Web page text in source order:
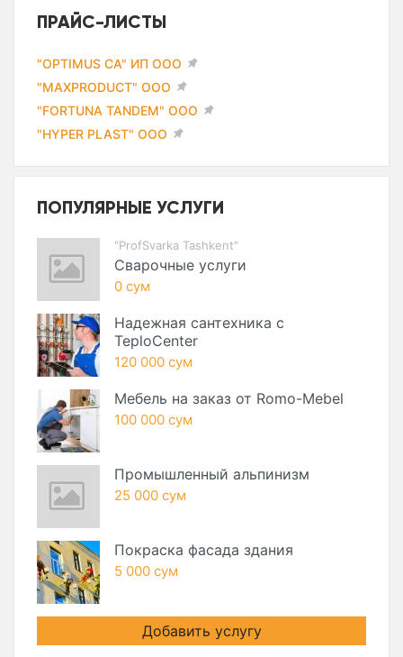
ПРАЙС-ЛИСТЫ
"OPTIMUS CA" ИП ООО
"MAXPRODUCT" ООО
"FORTUNA TANDEM" ООО
"HYPER PLAST" ООО
ПОПУЛЯРНЫЕ УСЛУГИ
"ProfSvarka Tashkent"
Сварочные услуги
0 сум
Надежная сантехника с
TeploCenter
120 000 сум
Мебель на заказ от Romo-Mebel
100 000 сум
Промышленный альпинизм
25 000 сум
Покраска фасада здания
5 000 сум
Добавить услугу